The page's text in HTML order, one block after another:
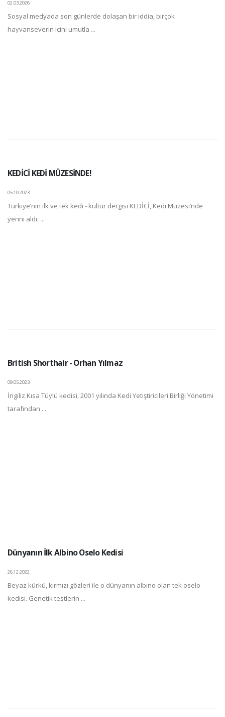
02.03.2026
Sosyal medyada son günlerde dolaşan bir iddia, birçok
hayvanseverin içini umutla ...
KEDİCİ KEDİ MÜZESİNDE!
05.10.2023
Türkiye’nin ilk ve tek kedi - kültür dergisi KEDİCİ, Kedi Müzesi’nde
yerini aldı. ...
British Shorthair - Orhan Yılmaz
09.05.2023
İngiliz Kısa Tüylü kedisi, 2001 yılında Kedi Yetiştiricileri Birliği Yönetimi
tarafından ...
Dünyanın İlk Albino Oselo Kedisi
26.12.2022
Beyaz kürkü, kırmızı gözleri ile o dünyanın albino olan tek oselo
kedisi. Genetik testlerin ...